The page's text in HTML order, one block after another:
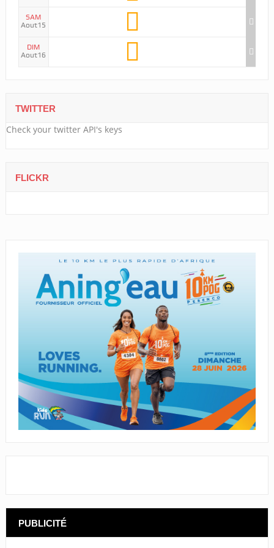
SAM
Aout15
DIM
Aout16
TWITTER
Check your twitter API's keys
FLICKR
PUBLICITÉ